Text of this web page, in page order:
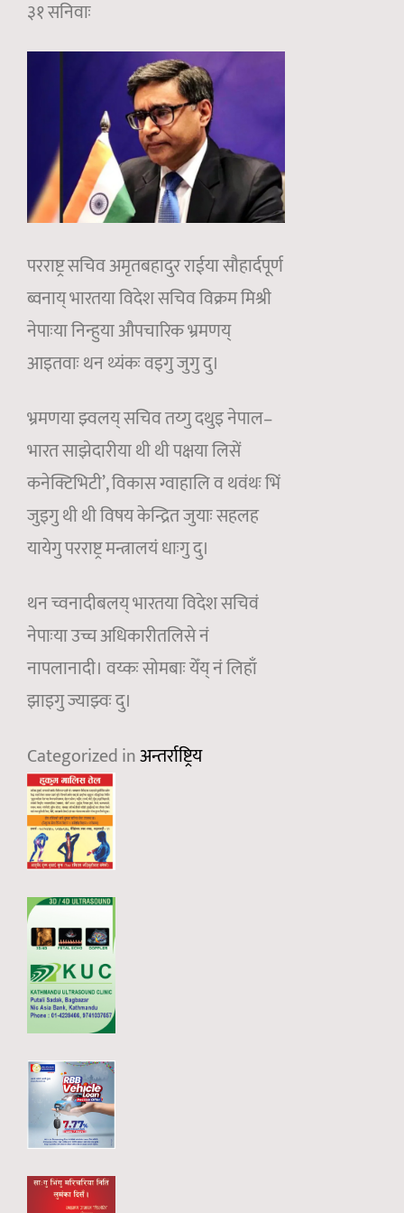
३१ सनिवाः
परराष्ट्र सचिव अमृतबहादुर राईया सौहार्दपूर्ण
ब्वनाय् भारतया विदेश सचिव विक्रम मिश्री
नेपाःया निन्हुया औपचारिक भ्रमणय्
आइतवाः थन थ्यंकः वइगु जुगु दु।
भ्रमणया झ्वलय् सचिव तय्गु दथुइ नेपाल–
भारत साझेदारीया थी थी पक्षया लिसें
कनेक्टिभिटी’, विकास ग्वाहालि व थवंथः भिं
जुइगु थी थी विषय केन्द्रित जुयाः सहलह
यायेगु परराष्ट्र मन्त्रालयं धाःगु दु।
थन च्वनादीबलय् भारतया विदेश सचिवं
नेपाःया उच्च अधिकारीतलिसे नं
नापलानादी। वय्कः सोमबाः येँय् नं लिहाँ
झाइगु ज्याझ्वः दु।
Categorized inअन्तर्राष्ट्रिय